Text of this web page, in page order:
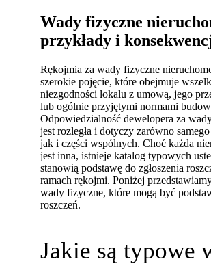
Wady fizyczne
przykłady i
Rękojmia za wady fizyczne
szerokie pojęcie, które obejmuje
niezgodności lokalu z umową, jego
lub ogólnie przyjętymi normami
Odpowiedzialność dewelopera za
jest rozległa i dotyczy zarówno
jak i części wspólnych. Choć każda
jest inna, istnieje katalog typowych
stanowią podstawę do zgłoszenia
ramach rękojmi. Poniżej
wady fizyczne, które mogą być
roszczeń.
Jakie są typowe